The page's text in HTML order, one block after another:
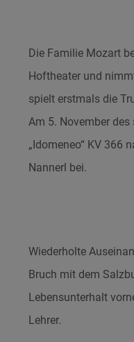
Die Familie Mozart
Hoftheater und
spielt erstmals die
Am 5. November
„Idomeneo“ KV 366
Nannerl bei.
Wiederholte
Bruch mit dem
Lebensunterhalt
Lehrer.